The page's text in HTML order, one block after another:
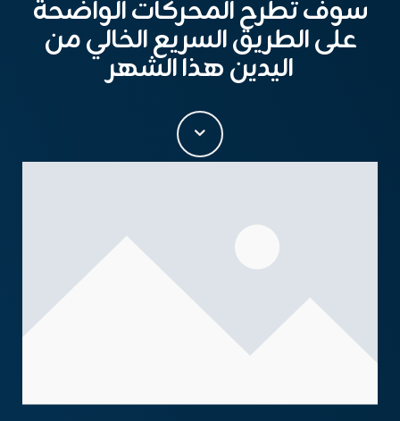
سوف تطرح المحركات الواضحة
على الطريق السريع الخالي من
اليدين هذا الشهر